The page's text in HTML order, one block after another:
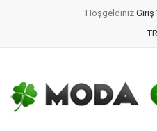
Hoşgeldiniz Giriş